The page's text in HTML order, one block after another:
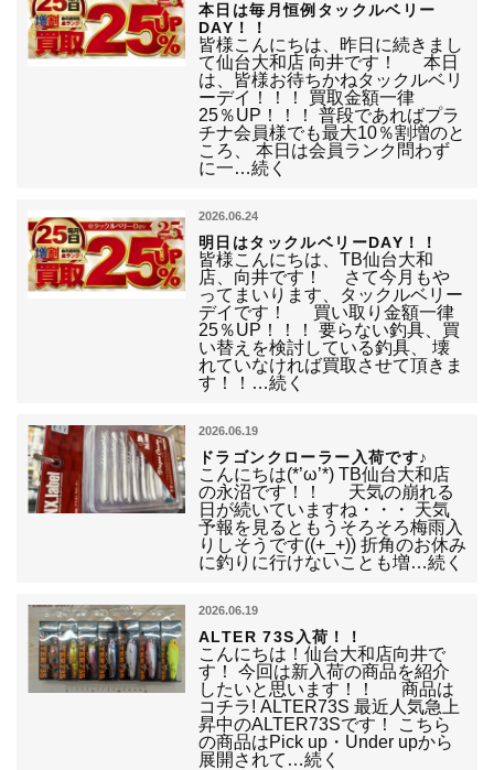
本日は毎月恒例タックルベリー
DAY！！
皆様こんにちは、昨日に続きまし
て仙台大和店 向井です！ 本日
は、皆様お待ちかねタックルベリ
ーデイ！！！ 買取金額一律
25％UP！！！ 普段であればプラ
チナ会員様でも最大10％割増のと
ころ、 本日は会員ランク問わず
に一…続く
2026.06.24
明日はタックルベリーDAY！！
皆様こんにちは、TB仙台大和
店、向井です！ さて今月もや
ってまいります、タックルベリー
デイです！ 買い取り金額一律
25％UP！！！ 要らない釣具、買
い替えを検討している釣具、 壊
れていなければ買取させて頂きま
す！！…続く
2026.06.19
ドラゴンクローラー入荷です♪
こんにちは(*’ω’*) TB仙台大和店
の永沼です！！ 天気の崩れる
日が続いていますね・・・ 天気
予報を見るともうそろそろ梅雨入
りしそうです((+_+)) 折角のお休み
に釣りに行けないことも増…続く
2026.06.19
ALTER 73S入荷！！
こんにちは！仙台大和店向井で
す！ 今回は新入荷の商品を紹介
したいと思います！！ 商品は
コチラ! ALTER73S 最近人気急上
昇中のALTER73Sです！ こちら
の商品はPick up・Under upから
展開されて…続く